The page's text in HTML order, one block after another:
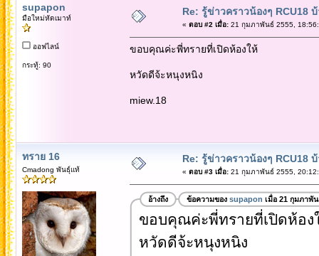
supapon
มือใหม่หัดเมาท์
ออฟไลน์
กระทู้: 90
Re: รู้ข่าวคราวน้องๆ RCU18
« ตอบ #2 เมื่อ:21 กุมภาพันธ์ 2555,
ขอบคุณค่ะพี่ทรายที่เปิดห้องให้
หวัดดีจ้ะหนุงหนิง
miew.18
ทราย 16
Cmadong พันธุ์แท้
Re: รู้ข่าวคราวน้องๆ RCU18
« ตอบ #3 เมื่อ:21 กุมภาพันธ์ 2555,
อ้างถึง ข้อความของ supapon เมื่อ 21 กุมภาพั
ขอบคุณค่ะพี่ทรายที่เปิดห้อง
หวัดดีจ้ะหนุงหนิง